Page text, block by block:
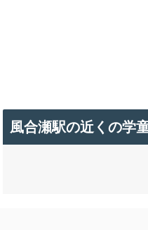
風合瀬駅の近くの学